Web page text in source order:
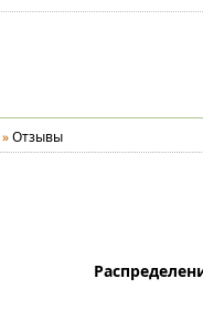
» Отзывы